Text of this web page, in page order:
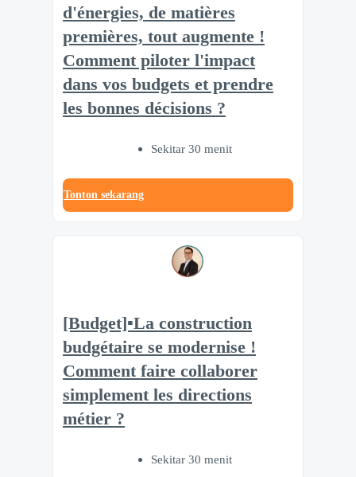
d'énergies, de matières
premières, tout augmente !
Comment piloter l'impact
dans vos budgets et prendre
les bonnes décisions ?
Sekitar 30 menit
Tonton sekarang
[Budget]▪️La construction
budgétaire se modernise !
Comment faire collaborer
simplement les directions
métier ?
Sekitar 30 menit